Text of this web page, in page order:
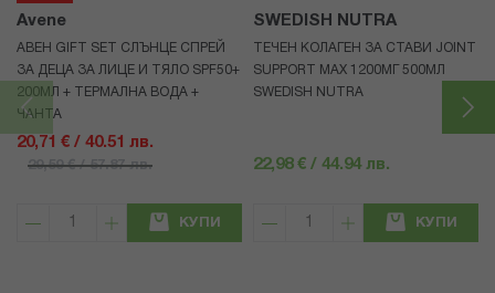
Avene
АВЕН GIFT SET СЛЪНЦЕ СПРЕЙ
ЗА ДЕЦА ЗА ЛИЦЕ И ТЯЛО SPF50+
200МЛ + ТЕРМАЛНА ВОДА +
ЧАНТА
20,71 € / 40.51 лв.
29,59 € / 57.87 лв.
КУПИ
SWEDISH NUTRA
ТЕЧЕН КОЛАГЕН ЗА СТАВИ JOINT
SUPPORT MAX 1200МГ 500МЛ
SWEDISH NUTRA
22,98 € / 44.94 лв.
КУПИ